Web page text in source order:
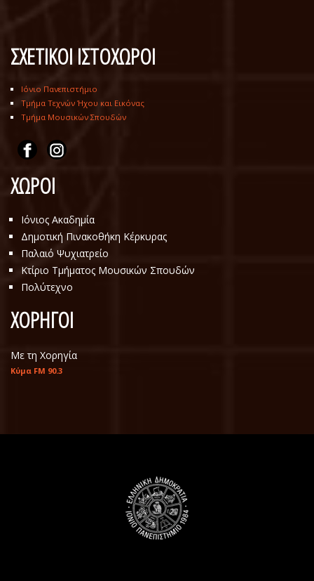
ΣΧΕΤΙΚΟΙ ΙΣΤΟΧΩΡΟΙ
Ιόνιο Πανεπιστήμιο
Τμήμα Τεχνών Ήχου και Εικόνας
Τμήμα Μουσικών Σπουδών
ΧΩΡΟΙ
Ιόνιος Ακαδημία
Δημοτική Πινακοθήκη Κέρκυρας
Παλαιό Ψυχιατρείο
Κτίριο Τμήματος Μουσικών Σπουδών
Πολύτεχνο
ΧΟΡΗΓΟΙ
Με τη Χορηγία
Κύμα FM 90.3